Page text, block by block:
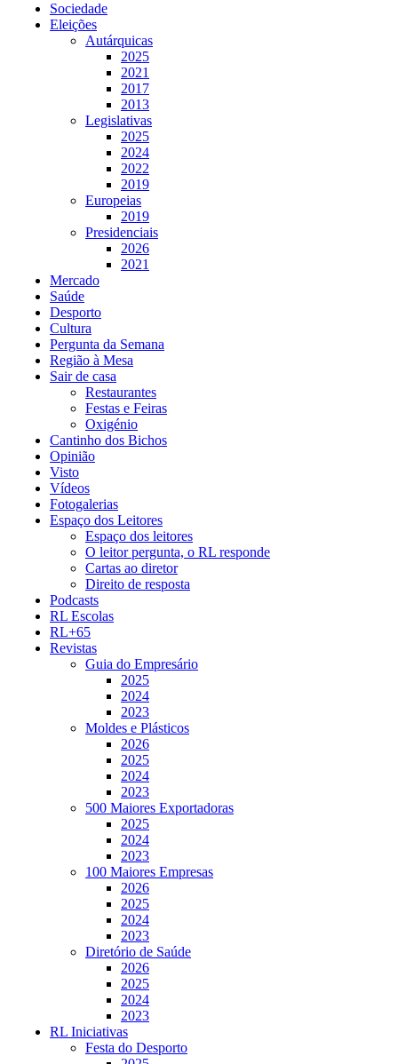
Sociedade
Eleições
Autárquicas
2025
2021
2017
2013
Legislativas
2025
2024
2022
2019
Europeias
2019
Presidenciais
2026
2021
Mercado
Saúde
Desporto
Cultura
Pergunta da Semana
Região à Mesa
Sair de casa
Restaurantes
Festas e Feiras
Oxigénio
Cantinho dos Bichos
Opinião
Visto
Vídeos
Fotogalerias
Espaço dos Leitores
Espaço dos leitores
O leitor pergunta, o RL responde
Cartas ao diretor
Direito de resposta
Podcasts
RL Escolas
RL+65
Revistas
Guia do Empresário
2025
2024
2023
Moldes e Plásticos
2026
2025
2024
2023
500 Maiores Exportadoras
2025
2024
2023
100 Maiores Empresas
2026
2025
2024
2023
Diretório de Saúde
2026
2025
2024
2023
RL Iniciativas
Festa do Desporto